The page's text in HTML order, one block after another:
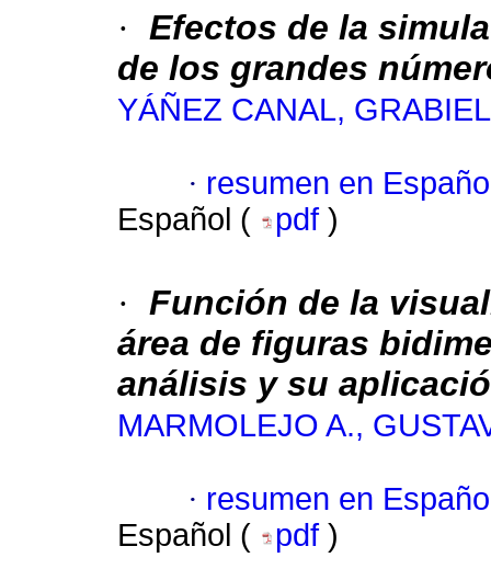
· Efectos de la
de los grandes
YÁÑEZ CANAL, GRABIEL
· resumen en
Español (
pdf )
· Función de la
área de figuras
análisis y su
MARMOLEJO A.,
· resumen en
Español (
pdf )